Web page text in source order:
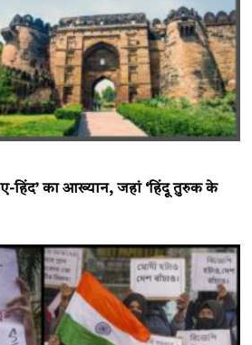
ए-हिंद’ का आख्यान, जहां ‘हिंदू तुरुक के